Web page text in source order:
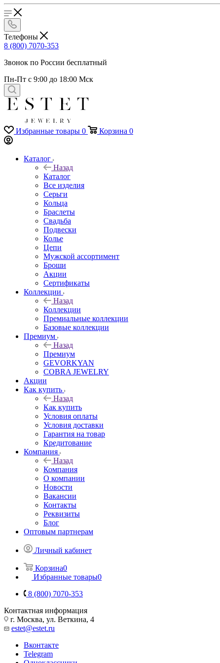
Телефоны
8 (800) 7070-353
Звонок по России бесплатный
Пн-Пт с 9:00 до 18:00 Мск
Избранные товары 0 Корзина 0
Каталог
Назад
Каталог
Все изделия
Серьги
Кольца
Браслеты
Свадьба
Подвески
Колье
Цепи
Мужской ассортимент
Броши
Акции
Сертификаты
Коллекции
Назад
Коллекции
Премиальные коллекции
Базовые коллекции
Премиум
Назад
Премиум
GEVORKYAN
COBRA JEWELRY
Акции
Как купить
Назад
Как купить
Условия оплаты
Условия доставки
Гарантия на товар
Кредитование
Компания
Назад
Компания
О компании
Новости
Вакансии
Контакты
Реквизиты
Блог
Оптовым партнерам
Личный кабинет
Корзина0
Избранные товары0
8 (800) 7070-353
Контактная информация
г. Москва, ул. Веткина, 4
estet@estet.ru
Вконтакте
Telegram